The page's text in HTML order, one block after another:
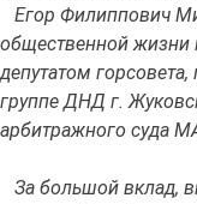
Егор Филиппович
общественной жизни
депутатом
группе ДНД г.
арбитражного суда
За большой вклад,